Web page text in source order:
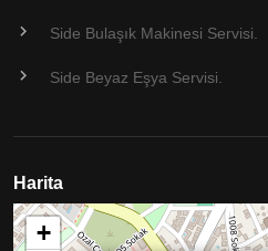
Side Bulaşık Makinesi Servisi.
Side Beyaz Eşya Servisi.
Harita
+